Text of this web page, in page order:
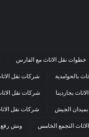
خطوات نقل الاثاث مع الفارس
بالحوامدية شركات نقل
بجاردينا شركات نقل
الجيش شركات نقل
التجمع الخامس ونش رفع